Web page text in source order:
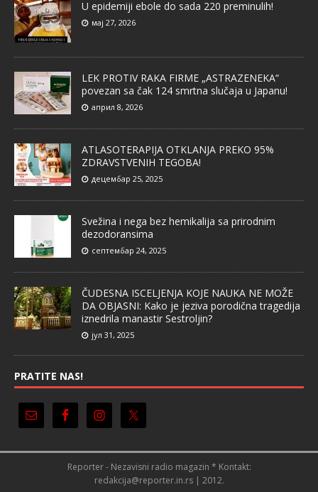
U epidemiji ebole do sada 220 preminulih!
мај 27, 2026
LEK PROTIV RAKA FIRME „ASTRAZENEKA“
povezan sa čak 124 smrtna slučaja u Japanu!
април 8, 2026
ATLASOTERAPIJA OTKLANJA PREKO 95%
ZDRAVSTVENIH TEGOBA!
децембар 25, 2025
Svežina i nega bez hemikalija sa prirodnim
dezodoransima
септембар 24, 2025
ČUDESNA ISCELJENJA KOJE NAUKA NE MOŽE
DA OBJASNI: Kako je jeziva porodična tragedija
iznedrila manastir Sestroljin?
јул 31, 2025
PRATITE NAS!
Reporter - Nezavisni radio magazin * Kontakt:
redakcija@reporter.in.rs | 2012.